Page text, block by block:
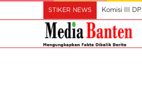
STIKER NEWS Komisi III